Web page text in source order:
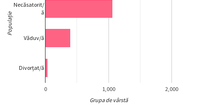
0 1,000 2,000
Necăsatorit/
ă
Văduv/ă
Divorțat/ă
Grupa de vârstă
Populație